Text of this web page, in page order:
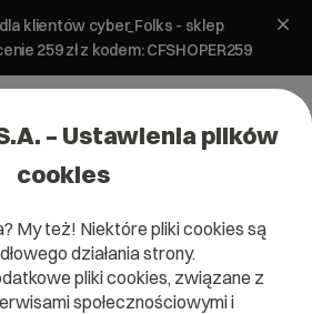
klientów cyber_Folks - sklep
259 zł z kodem: CFSHOPER259
– Ustawienia plików
cookies
My też! Niektóre pliki cookies są
działania strony.
pliki cookies, związane z
społecznościowymi i